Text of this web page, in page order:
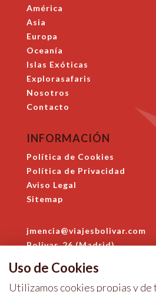
América
Asia
Europa
Oceanía
Islas Exóticas
Explorasafaris
Nosotros
Contacto
INFORMACIÓN
Política de Cookies
Política de Privacidad
Aviso Legal
Sitemap
jmencia@viajesbolivar.com
Bolivar, 26 (Madrid)
Uso de Cookies
Utilizamos cookies propias y de